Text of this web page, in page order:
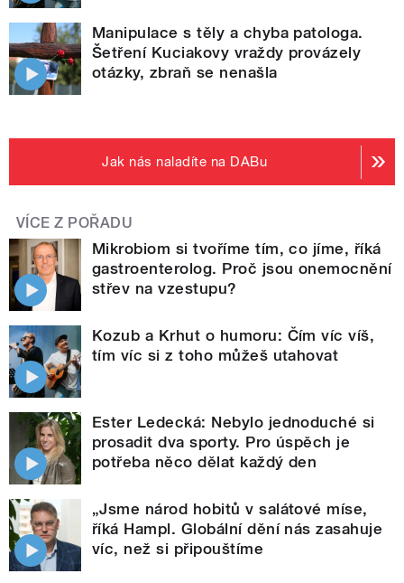
Manipulace s těly a chyba patologa.
Šetření Kuciakovy vraždy provázely
otázky, zbraň se nenašla
Jak nás naladíte na DABu
VÍCE Z POŘADU
Mikrobiom si tvoříme tím, co jíme, říká
gastroenterolog. Proč jsou onemocnění
střev na vzestupu?
Kozub a Krhut o humoru: Čím víc víš,
tím víc si z toho můžeš utahovat
Ester Ledecká: Nebylo jednoduché si
prosadit dva sporty. Pro úspěch je
potřeba něco dělat každý den
„Jsme národ hobitů v salátové míse,
říká Hampl. Globální dění nás zasahuje
víc, než si připouštíme